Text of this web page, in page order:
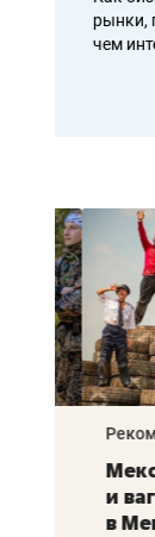
рынки,
чем
и
в